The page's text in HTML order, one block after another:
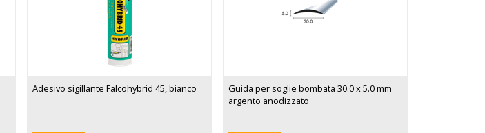
Adesivo sigillante Falcohybrid 45, bianco
Guida per soglie bombata 30.0 x 5.0 mm
argento anodizzato